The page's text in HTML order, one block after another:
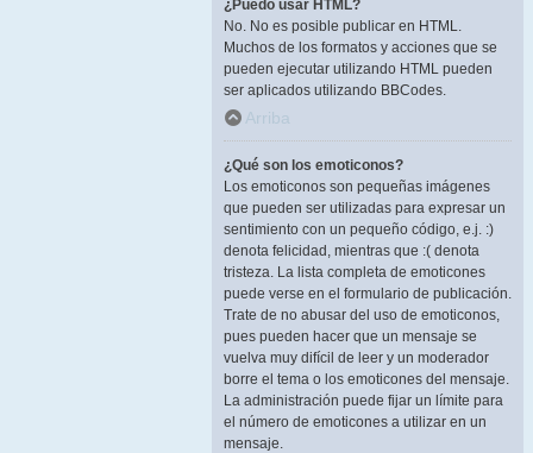
¿Puedo usar HTML?
No. No es posible publicar en HTML.
Muchos de los formatos y acciones que se
pueden ejecutar utilizando HTML pueden
ser aplicados utilizando BBCodes.
Arriba
¿Qué son los emoticonos?
Los emoticonos son pequeñas imágenes
que pueden ser utilizadas para expresar un
sentimiento con un pequeño código, e.j. :)
denota felicidad, mientras que :( denota
tristeza. La lista completa de emoticones
puede verse en el formulario de publicación.
Trate de no abusar del uso de emoticonos,
pues pueden hacer que un mensaje se
vuelva muy difícil de leer y un moderador
borre el tema o los emoticones del mensaje.
La administración puede fijar un límite para
el número de emoticones a utilizar en un
mensaje.